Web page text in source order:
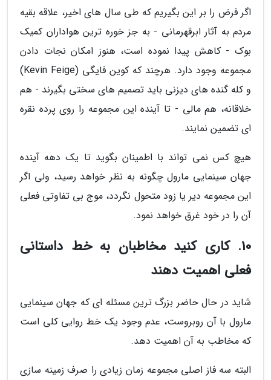
اگر فرض را بر این بگیریم که طی سال های اخیر، علاقه بقیه
مردم به آثار ابرقهرمانی - به جز خوره ترین هواداران کمیک
بوک - کاهش پیدا نموده است، هنوز امکان نجات دادن
مجموعه وجود دارد. هرچند که کوین فایگی (Kevin Feige)
و کله گنده های دیزنی باید تصمیم های سختی بگیرند - هم
خلاقانه، هم مالی - تا آینده این مجموعه را روی پرده نقره
ای تضمین نمایند.
هیچ کس نمی تواند با اطمینان بگوید تا یک دهه آینده
جهان سینمایی مارول چگونه به نظر خواهد رسید، ولی اگر
این مجموعه دیر یا زود متحول نگردد، موج بی تفاوتی فعلی
آن را در خود غرق خواهد نمود.
10. کاری کنید مخاطبان به خط داستانی
فعلی اهمیت دهند
شاید در حال حاضر بزرگ ترین مسئله ای که جهان سینمایی
مارول با آن روبروست، عدم وجود یک خط روایی کلی است
که مخاطب به آن اهمیت دهد.
البته سه فاز اصلی مجموعه زمان زیادی را صرف زمینه سازی